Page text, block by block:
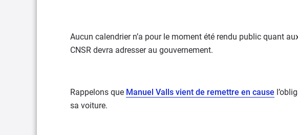
Aucun calendrier n’a pour le moment été rendu public quant
CNSR devra adresser au gouvernement.
Rappelons que Manuel Valls vient de remettre en cause
sa voiture.